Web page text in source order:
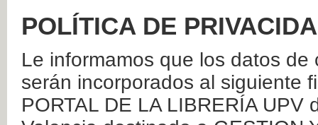
POLÍTICA DE
Le informamos que los datos
serán incorporados al siguiente
PORTAL DE LA LIBRERÍA